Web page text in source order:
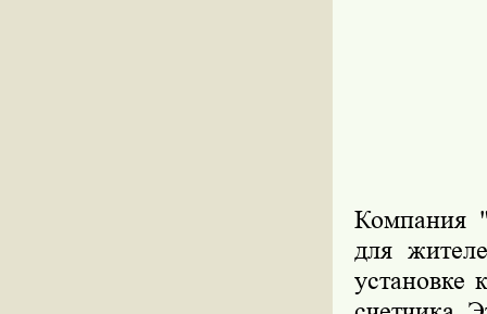
Компания
для
установке